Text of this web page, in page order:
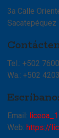
3a Calle
Sacatepéquez
Tel.: +502
Wa.: +502
Email:
Web: https://